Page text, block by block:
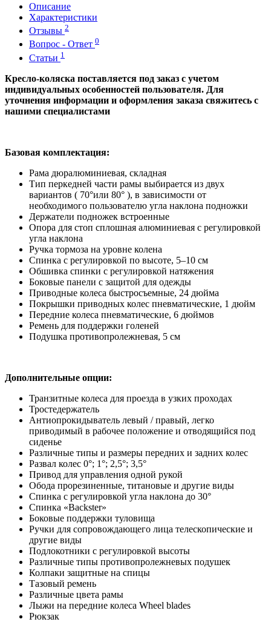
Описание
Характеристики
Отзывы 2
Вопрос - Ответ 0
Статьи 1
Кресло-коляска поставляется под заказ с учетом
индивидуальных особенностей пользователя. Для
уточнения информации и оформления заказа свяжитесь с
нашими специалистами
Базовая комплектация:
Рама дюралюминиевая, складная
Тип перкедней части рамы выбирается из двух
вариантов ( 70°или 80° ), в зависимости от
необходимого пользователю угла наклона подножки
Держатели подножек встроенные
Опора для стоп сплошная алюминиевая с регулировкой
угла наклона
Ручка тормоза на уровне колена
Спинка с регулировкой по высоте, 5–10 см
Обшивка спинки с регулировкой натяжения
Боковые панели с защитой для одежды
Приводные колеса быстросъемные, 24 дюйма
Покрышки приводных колес пневматические, 1 дюйм
Передние колеса пневматические, 6 дюймов
Ремень для поддержки голеней
Подушка противопролежневая, 5 см
Дополнительные опции:
Транзитные колеса для проезда в узких проходах
Тростедержатель
Антиопрокидыватель левый / правый, легко
приводимый в рабочее положение и отводящийся под
сиденье
Различные типы и размеры передних и задних колес
Развал колес 0°; 1°; 2,5°; 3,5°
Привод для управления одной рукой
Обода прорезиненные, титановые и другие виды
Спинка с регулировкой угла наклона до 30°
Спинка «Backster»
Боковые поддержки туловища
Ручки для сопровождающего лица телескопические и
другие виды
Подлокотники с регулировкой высоты
Различные типы противопролежневых подушек
Колпаки защитные на спицы
Тазовый ремень
Различные цвета рамы
Лыжи на передние колеса Wheel blades
Рюкзак